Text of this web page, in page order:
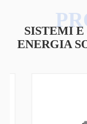
SISTEMI
ENERGIA